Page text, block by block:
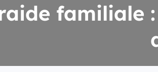
familiale